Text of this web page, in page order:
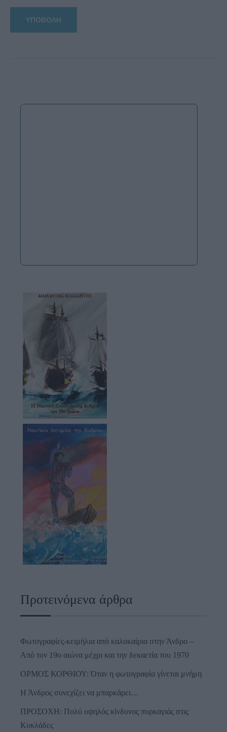
Προτεινόμενα άρθρα
Φωτογραφίες-κειμήλια από καλοκαίρια στην Άνδρο –
Από τον 19ο αιώνα μέχρι και την δεκαετία του 1970
ΟΡΜΟΣ ΚΟΡΘΙΟΥ: Όταν η φωτογραφία γίνεται μνήμη
Η Άνδρος συνεχίζει να μπαρκάρει…
ΠΡΟΣΟΧΗ: Πολύ υψηλός κίνδυνος πυρκαγιάς στις
Κυκλάδες